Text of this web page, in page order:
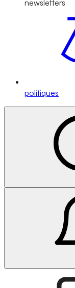
newsletters
politiques